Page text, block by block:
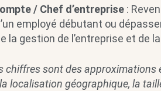
/ Chef d’entreprise :
employé débutant ou
la gestion de l’entreprise et de la
chiffres sont des approximations
localisation géographique, la